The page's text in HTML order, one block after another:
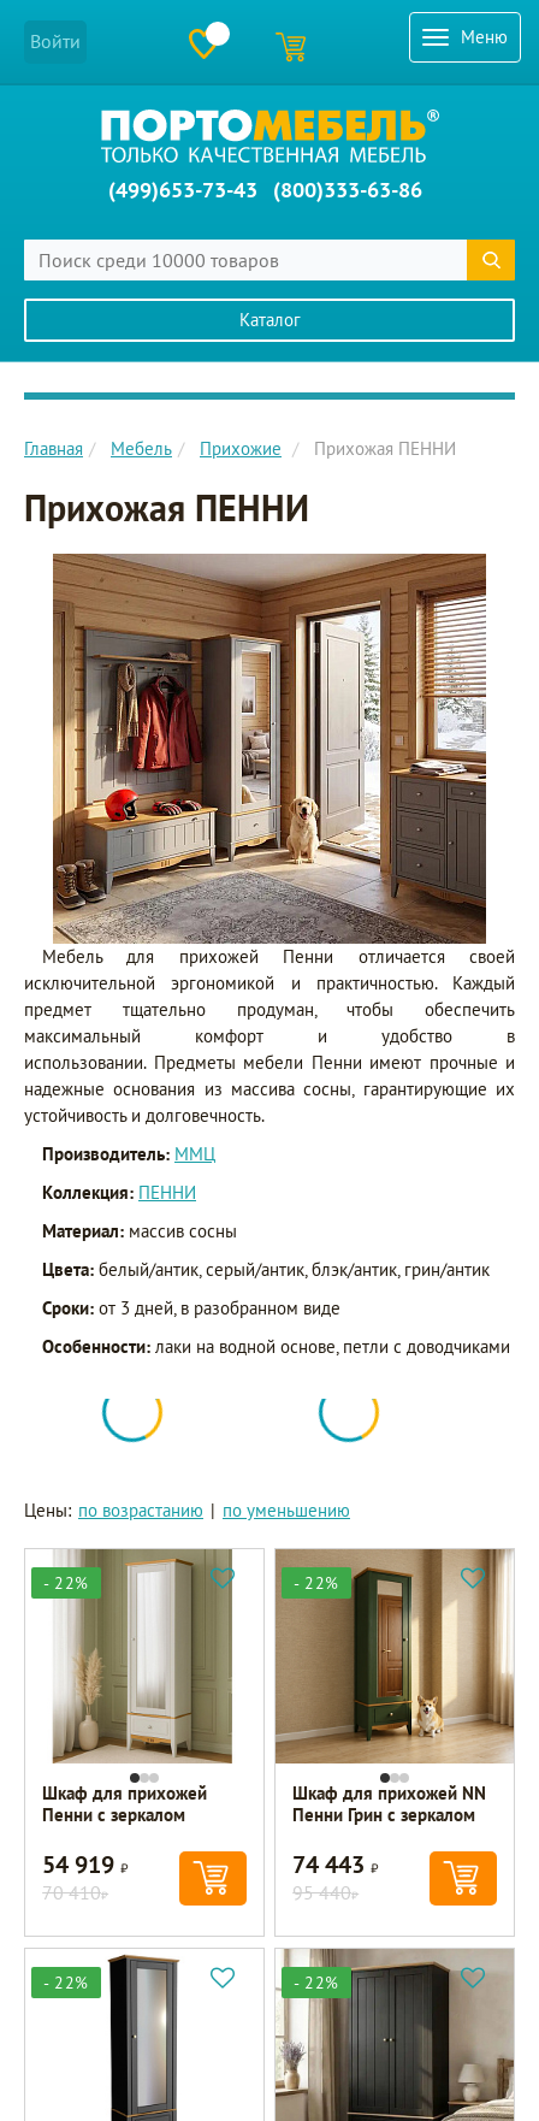
Меню
Войти
(499)653-73-43 (800)333-63-86
Каталог
Главное меню сайта
Главная Мебель Прихожие Прихожая ПЕННИ
Прихожая ПЕННИ
Мебель для прихожей Пенни отличается своей
исключительной эргономикой и практичностью. Каждый
предмет тщательно продуман, чтобы обеспечить
максимальный комфорт и удобство в
использовании. Предметы мебели Пенни имеют прочные и
надежные основания из массива сосны, гарантирующие их
устойчивость и долговечность.
Производитель: ММЦ
Коллекция: ПЕННИ
Материал: массив сосны
Цвета: белый/антик, серый/антик, блэк/антик, грин/антик
Сроки: от 3 дней, в разобранном виде
Особенности: лаки на водной основе, петли с доводчиками
Цены: по возрастанию | по уменьшению
- 22%
Шкаф для прихожей
Пенни с зеркалом
54 919Р
70 410Р
- 22%
Шкаф для прихожей NN
Пенни Грин с зеркалом
74 443Р
95 440Р
- 22% - 22%